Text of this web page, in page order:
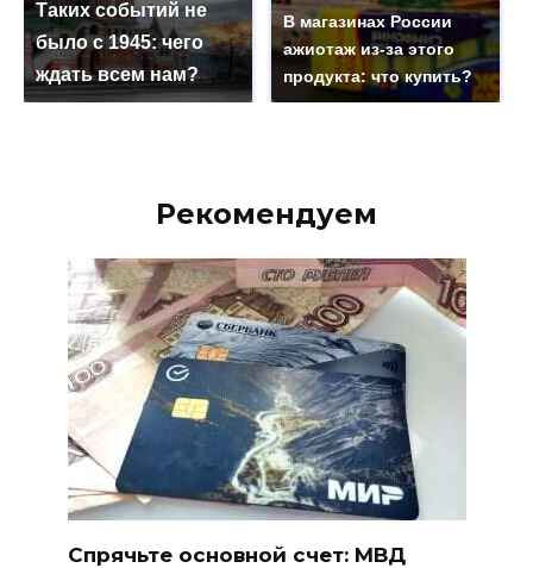
Таких событий не
было с 1945: чего
ждать всем нам?
В магазинах России
ажиотаж из-за этого
продукта: что купить?
Рекомендуем
Спрячьте основной счет: МВД